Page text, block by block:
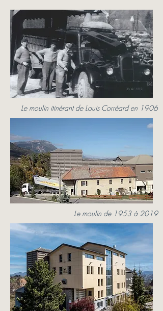
Le moulin itinérant de Louis Corréard en 1906
Le moulin de 1953 à 2019